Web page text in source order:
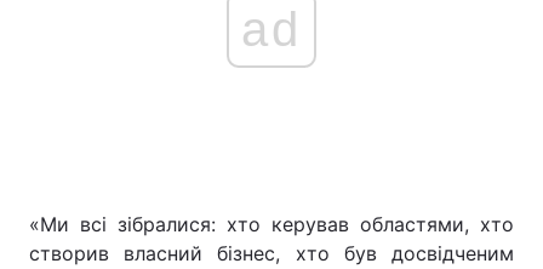
ad
«Ми всі зібралися: хто керував областями, хто
створив власний бізнес, хто був досвідченим